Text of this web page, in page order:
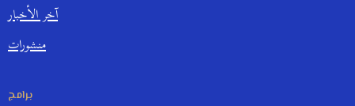
آخر الأخبار
منشورات
برامج